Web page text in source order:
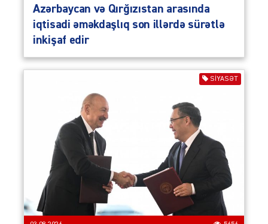
Azərbaycan və Qırğızıstan arasında
iqtisadi əməkdaşlıq son illərdə sürətlə
inkişaf edir
SIYASƏT